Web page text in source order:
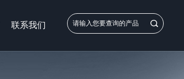
联系我们